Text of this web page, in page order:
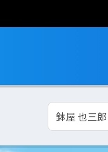
鉢屋 也三郎